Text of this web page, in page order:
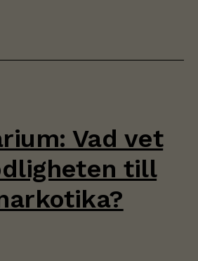
Vad vet
till